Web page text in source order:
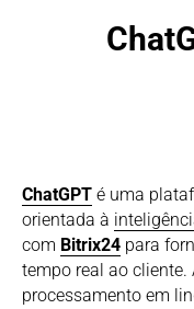
ChatGPT é uma
orientada à
com Bitrix24 para
tempo real ao
processamento em